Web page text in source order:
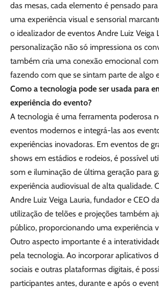
das mesas, cada elemento é pensado
uma experiência visual e sensorial
o idealizador de eventos Andre Luiz Veiga
personalização não só impressiona os
também cria uma conexão emocional
fazendo com que se sintam parte de algo
Como a tecnologia pode ser usada para
experiência do evento?
A tecnologia é uma ferramenta poderosa
eventos modernos e integrá-las aos
experiências inovadoras. Em eventos de
shows em estádios e rodeios, é possível
som e iluminação de última geração para
experiência audiovisual de alta qualidade.
Andre Luiz Veiga Lauria, fundador e CEO
utilização de telões e projeções também
público, proporcionando uma experiência
Outro aspecto importante é a
pela tecnologia. Ao incorporar aplicativos
sociais e outras plataformas digitais, é
participantes antes, durante e após o